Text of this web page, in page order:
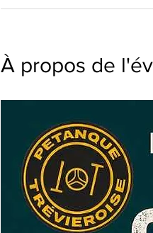
À propos de